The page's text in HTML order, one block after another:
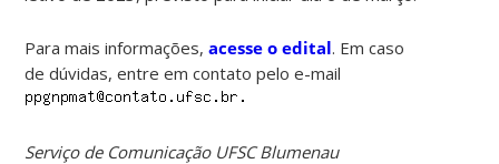
Para mais informações,acesse o edital. Em caso
de dúvidas, entre em contato pelo e-mail
Serviço de Comunicação UFSC Blumenau